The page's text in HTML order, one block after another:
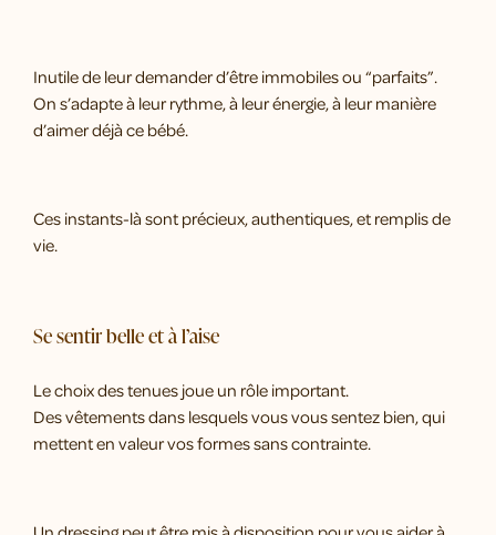
Inutile de leur demander d’être immobiles ou “parfaits”.
On s’adapte à leur rythme, à leur énergie, à leur manière
d’aimer déjà ce bébé.
Ces instants-là sont précieux, authentiques, et remplis de
vie.
Se sentir belle et à l’aise
Le choix des tenues joue un rôle important.
Des vêtements dans lesquels vous vous sentez bien, qui
mettent en valeur vos formes sans contrainte.